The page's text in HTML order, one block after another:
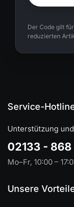
Der Code gilt
reduzierten
Service-
Unterstützung
02133 - 868
Mo–Fr, 10:00 –
Unsere